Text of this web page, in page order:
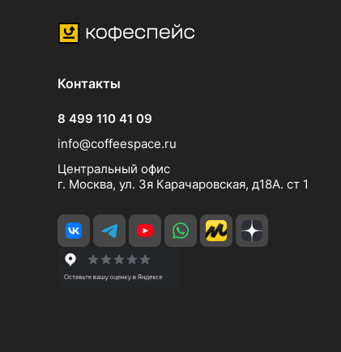
Контакты
8 499 110 41 09
info@coffeespace.ru
Центральный офис
г. Москва, ул. 3я Карачаровская, д18А. ст 1